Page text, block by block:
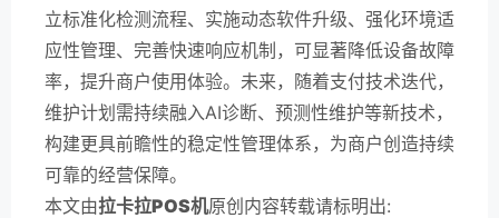
立标准化检测流程、实施动态软件升级、强化环境适
应性管理、完善快速响应机制，可显著降低设备故障
率，提升商户使用体验。未来，随着支付技术迭代，
维护计划需持续融入AI诊断、预测性维护等新技术，
构建更具前瞻性的稳定性管理体系，为商户创造持续
可靠的经营保障。
本文由拉卡拉POS机原创内容转载请标明出: